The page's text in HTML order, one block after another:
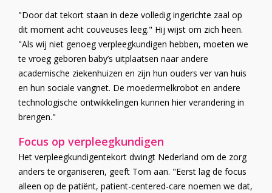
"Door dat tekort staan in deze volledig ingerichte zaal op
dit moment acht couveuses leeg." Hij wijst om zich heen.
"Als wij niet genoeg verpleegkundigen hebben, moeten we
te vroeg geboren baby’s uitplaatsen naar andere
academische ziekenhuizen en zijn hun ouders ver van huis
en hun sociale vangnet. De moedermelkrobot en andere
technologische ontwikkelingen kunnen hier verandering in
brengen."
Focus op verpleegkundigen
Het verpleegkundigentekort dwingt Nederland om de zorg
anders te organiseren, geeft Tom aan. "Eerst lag de focus
alleen op de patiënt, patient-centered-care noemen we dat,